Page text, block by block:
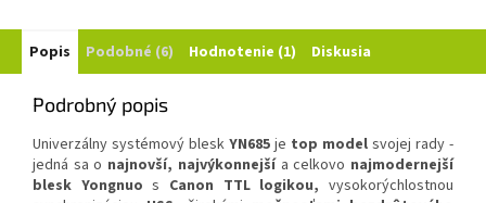
Popis Podobné (6) Hodnotenie (1) Diskusia
Podrobný popis
Univerzálny systémový blesk YN685 je top model svojej rady -
jedná sa o najnovší, najvýkonnejší a celkovo najmodernejší
blesk Yongnuo s Canon TTL logikou,vysokorýchlostnou